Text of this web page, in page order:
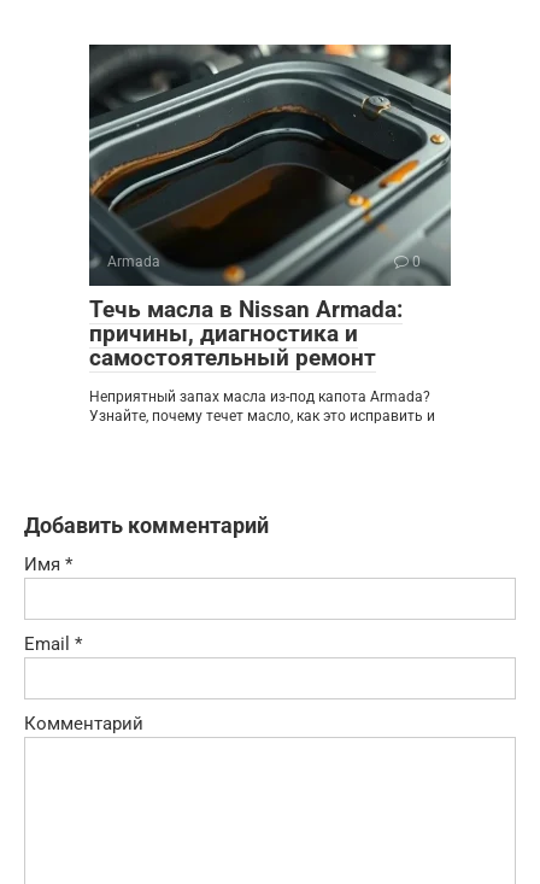
Armada 0
Течь масла в Nissan Armada:
причины, диагностика и
самостоятельный ремонт
Неприятный запах масла из-под капота Armada?
Узнайте, почему течет масло, как это исправить и
Добавить комментарий
Имя *
Email *
Комментарий